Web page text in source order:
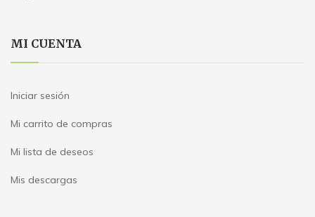
MI CUENTA
Iniciar sesión
Mi carrito de compras
Mi lista de deseos
Mis descargas